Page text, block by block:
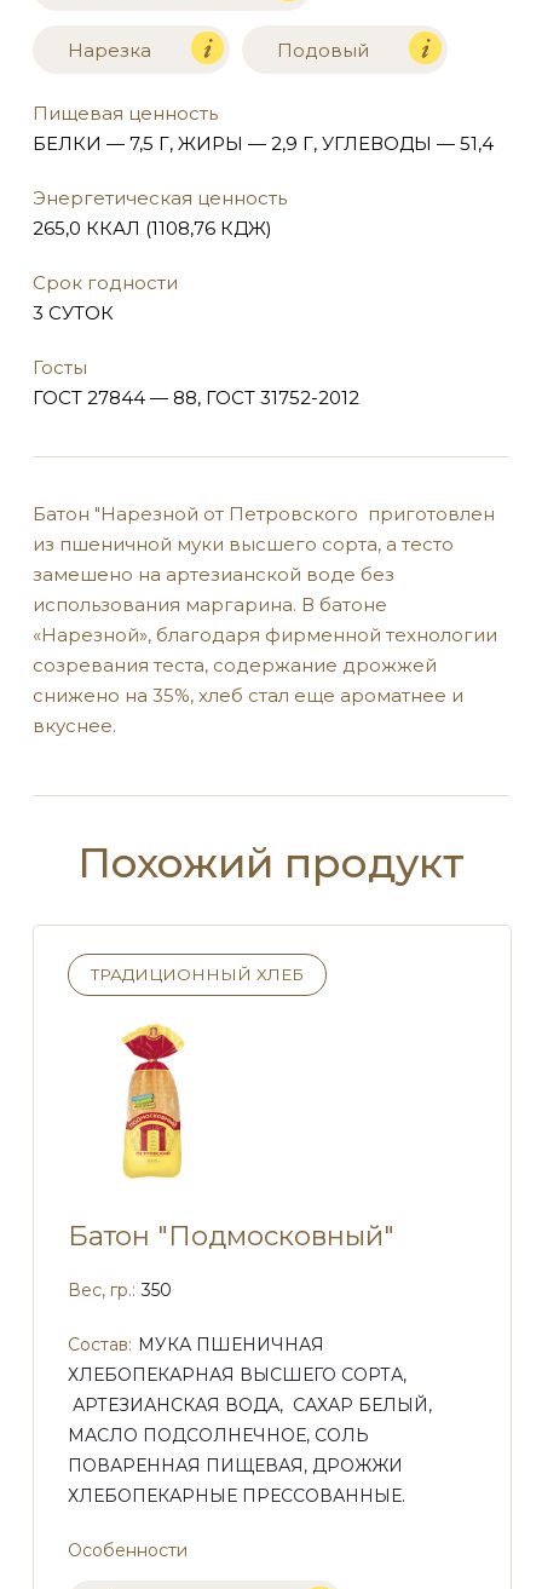
Нарезка Подовый
Пищевая ценность
БЕЛКИ — 7,5 Г, ЖИРЫ — 2,9 Г, УГЛЕВОДЫ — 51,4
Энергетическая ценность
265,0 ККАЛ (1108,76 КДЖ)
Срок годности
3 СУТОК
Госты
ГОСТ 27844 — 88, ГОСТ 31752-2012
Батон "Нарезной от Петровского приготовлен
из пшеничной муки высшего сорта, а тесто
замешено на артезианской воде без
использования маргарина. В батоне
«Нарезной», благодаря фирменной технологии
созревания теста, содержание дрожжей
снижено на 35%, хлеб стал еще ароматнее и
вкуснее.
Похожий продукт
ТРАДИЦИОННЫЙ ХЛЕБ
Батон "Подмосковный"
Вес, гр.: 350
Состав: МУКА ПШЕНИЧНАЯ
ХЛЕБОПЕКАРНАЯ ВЫСШЕГО СОРТА,
АРТЕЗИАНСКАЯ ВОДА, САХАР БЕЛЫЙ,
МАСЛО ПОДСОЛНЕЧНОЕ, СОЛЬ
ПОВАРЕННАЯ ПИЩЕВАЯ, ДРОЖЖИ
ХЛЕБОПЕКАРНЫЕ ПРЕССОВАННЫЕ.
Особенности